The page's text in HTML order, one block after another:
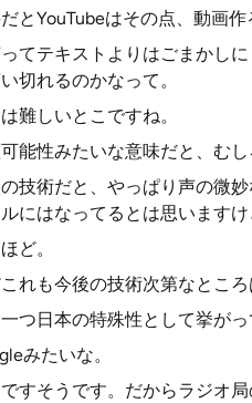
とYouTubeはその点、動画
てテキストよりはごまかし
切れるのかなって。
難しいとこですね。
能性みたいな意味だと、む
技術だと、やっぱり声の微
にはなってるとは思いますけ
ど。
れも今後の技術次第なところ
つ日本の特殊性として挙が
みたいな。
すそうです。だからラジオ